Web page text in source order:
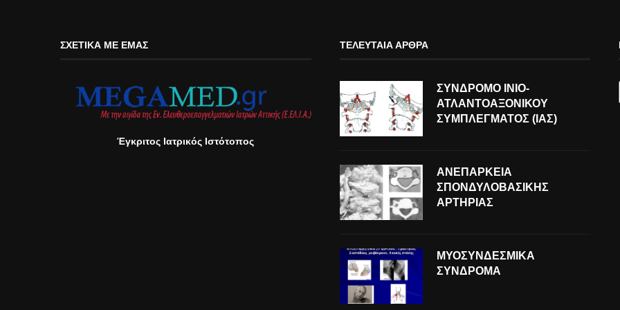
ΣΧΕΤΙΚΆ ΜΕ ΕΜΆΣ
Έγκριτος Ιατρικός Ιστότοπος
ΤΕΛΕΥΤΑΊΑ ΆΡΘΡΑ
ΣΥΝΔΡΟΜΟ ΙΝΙΟ-
ΑΤΛΑΝΤΟΑΞΟΝΙΚΟΥ
ΣΥΜΠΛΕΓΜΑΤΟΣ (ΙΑΣ)
ΑΝΕΠΑΡΚΕΙΑ
ΣΠΟΝΔΥΛΟΒΑΣΙΚΗΣ
ΑΡΤΗΡΙΑΣ
ΜΥΟΣΥΝΔΕΣΜΙΚΑ
ΣΥΝΔΡΟΜΑ